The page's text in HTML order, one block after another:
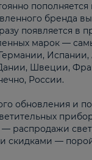
бренда
появляется в
марок —
Испании,
Швеции,
России.
обновления и
распродажи
скидками —